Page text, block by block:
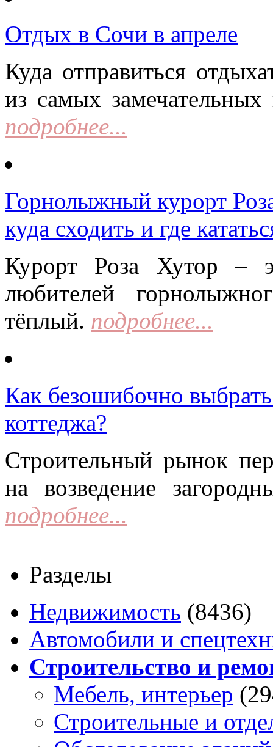
Отдых в Сочи в апреле
Куда отправиться
из самых замечательных
подробнее...
Горнолыжный курорт
куда сходить и где
Курорт Роза Хутор –
любителей
тёплый. подробнее...
Как безошибочно
коттеджа?
Строительный рынок
на возведение
подробнее...
Разделы
Недвижимость (8436)
Автомобили и
Строительство и
Мебель, интерьер
Строительные и